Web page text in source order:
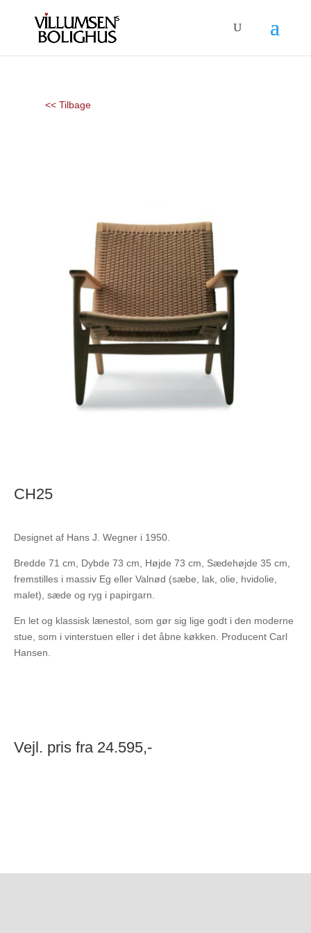
<< Tilbage
CH25
Designet af Hans J. Wegner i 1950.
Bredde 71 cm, Dybde 73 cm, Højde 73 cm, Sædehøjde 35 cm,
fremstilles i massiv Eg eller Valnød (sæbe, lak, olie, hvidolie,
malet), sæde og ryg i papirgarn.
En let og klassisk lænestol, som gør sig lige godt i den moderne
stue, som i vinterstuen eller i det åbne køkken. Producent Carl
Hansen.
Vejl. pris fra 24.595,-